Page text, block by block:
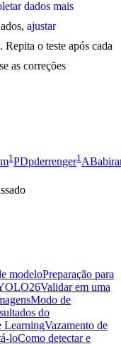
dados mais
ajustar
Repita o teste após cada
as correções
1 PDpderrenger1 AB
modeloPreparação para
Validar em uma
Modo de
do
LearningVazamento de
loComo detectar e